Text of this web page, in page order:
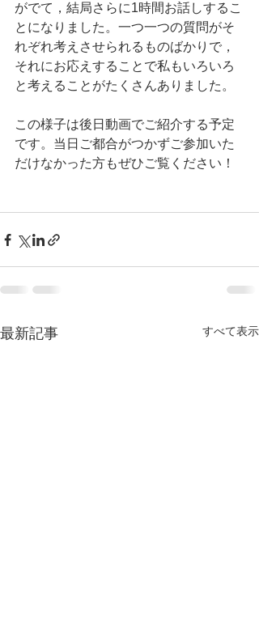
がでて，結局さらに1時間お話しするこ
とになりました。一つ一つの質問がそ
れぞれ考えさせられるものばかりで，
それにお応えすることで私もいろいろ
と考えることがたくさんありました。
この様子は後日動画でご紹介する予定
です。当日ご都合がつかずご参加いた
だけなかった方もぜひご覧ください！
最新記事 すべて表示